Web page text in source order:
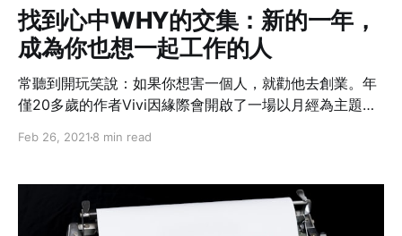
找到心中WHY的交集：新的一年，
成為你也想一起工作的人
常聽到開玩笑說：如果你想害一個人，就勸他去創業。年
僅20多歲的作者Vivi因緣際會開啟了一場以月經為主題的
頭銜，帶著一群志同道合的夥伴進入戰場。初嘗創業的爽
Feb 26, 2021 8 min read